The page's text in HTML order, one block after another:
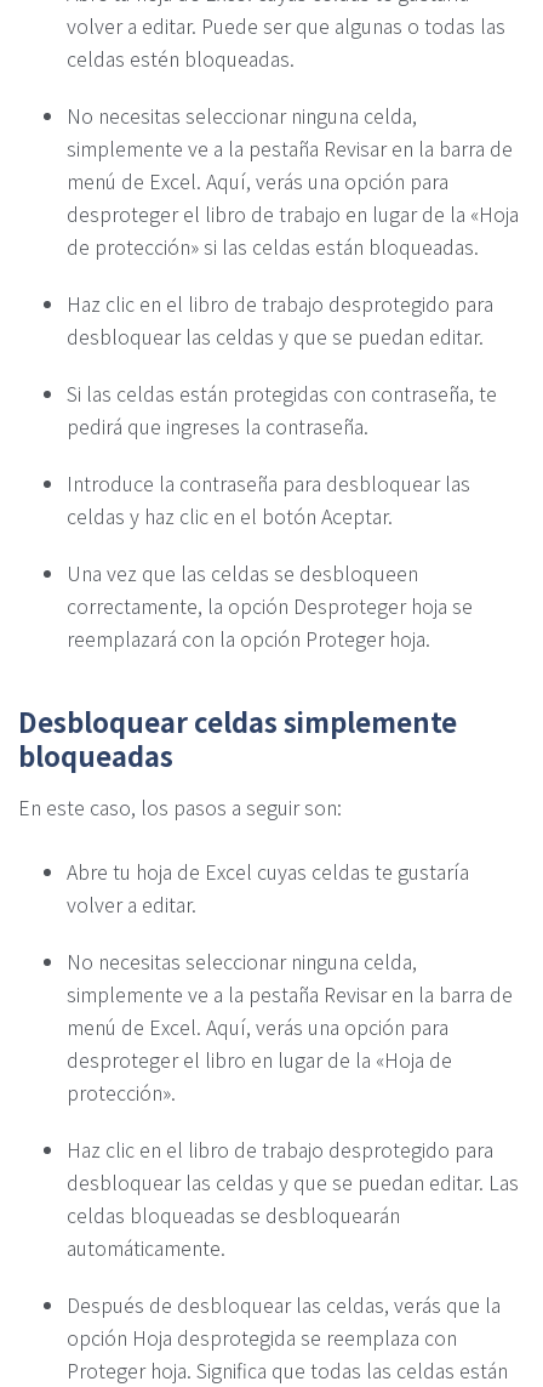
volver a editar. Puede ser que algunas o todas las
celdas estén bloqueadas.
No necesitas seleccionar ninguna celda,
simplemente ve a la pestaña Revisar en la barra de
menú de Excel. Aquí, verás una opción para
desproteger el libro de trabajo en lugar de la «Hoja
de protección» si las celdas están bloqueadas.
Haz clic en el libro de trabajo desprotegido para
desbloquear las celdas y que se puedan editar.
Si las celdas están protegidas con contraseña, te
pedirá que ingreses la contraseña.
Introduce la contraseña para desbloquear las
celdas y haz clic en el botón Aceptar.
Una vez que las celdas se desbloqueen
correctamente, la opción Desproteger hoja se
reemplazará con la opción Proteger hoja.
Desbloquear celdas simplemente
bloqueadas
En este caso, los pasos a seguir son:
Abre tu hoja de Excel cuyas celdas te gustaría
volver a editar.
No necesitas seleccionar ninguna celda,
simplemente ve a la pestaña Revisar en la barra de
menú de Excel. Aquí, verás una opción para
desproteger el libro en lugar de la «Hoja de
protección».
Haz clic en el libro de trabajo desprotegido para
desbloquear las celdas y que se puedan editar. Las
celdas bloqueadas se desbloquearán
automáticamente.
Después de desbloquear las celdas, verás que la
opción Hoja desprotegida se reemplaza con
Proteger hoja. Significa que todas las celdas están